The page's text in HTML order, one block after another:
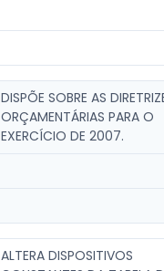
DISPÕE SOBRE AS
ORÇAMENTÁRIAS PARA O
EXERCÍCIO DE 2007.
ALTERA DISPOSITIVOS